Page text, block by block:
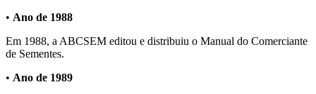
• Ano de 1988
Em 1988, a ABCSEM editou e distribuiu o Manual do Comerciante
de Sementes.
• Ano de 1989